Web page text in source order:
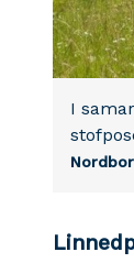
I